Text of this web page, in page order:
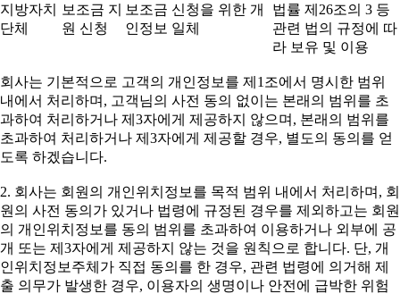
지방자치
단체
보조금 지
원 신청
보조금 신청을 위한 개
인정보 일체
법률 제26조의 3 등
관련 법의 규정에 따
라 보유 및 이용
회사는 기본적으로 고객의 개인정보를 제1조에서 명시한 범위
내에서 처리하며, 고객님의 사전 동의 없이는 본래의 범위를 초
과하여 처리하거나 제3자에게 제공하지 않으며, 본래의 범위를
초과하여 처리하거나 제3자에게 제공할 경우, 별도의 동의를 얻
도록 하겠습니다.
2. 회사는 회원의 개인위치정보를 목적 범위 내에서 처리하며, 회
원의 사전 동의가 있거나 법령에 규정된 경우를 제외하고는 회원
의 개인위치정보를 동의 범위를 초과하여 이용하거나 외부에 공
개 또는 제3자에게 제공하지 않는 것을 원칙으로 합니다. 단, 개
인위치정보주체가 직접 동의를 한 경우, 관련 법령에 의거해 제
출 의무가 발생한 경우, 이용자의 생명이나 안전에 급박한 위험